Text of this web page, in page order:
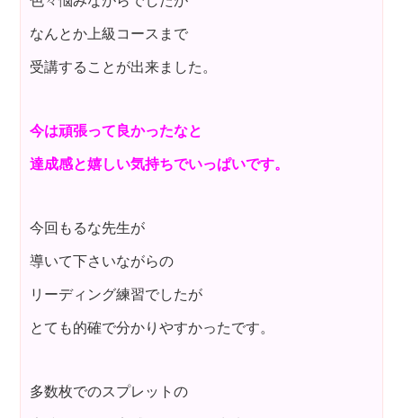
なんとか上級コースまで
受講することが出来ました。
今は頑張って良かったなと
達成感と嬉しい気持ちでいっぱいです。
今回もるな先生が
導いて下さいながらの
リーディング練習でしたが
とても的確で分かりやすかったです。
多数枚でのスプレットの